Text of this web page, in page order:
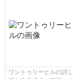
ワントゥリーヒルの詳